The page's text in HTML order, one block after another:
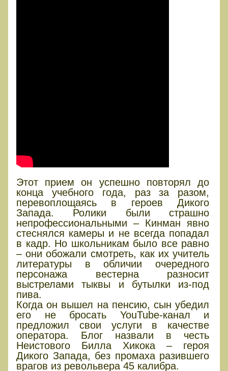
Этот прием он успешно повторял до
конца учебного года, раз за разом,
перевоплощаясь в героев Дикого
Запада. Ролики были страшно
непрофессиональными – Кинман явно
стеснялся камеры и не всегда попадал
в кадр. Но школьникам было все равно
– они обожали смотреть, как их учитель
литературы в обличии очередного
персонажа вестерна разносит
выстрелами тыквы и бутылки из-под
пива.
Когда он вышел на пенсию, сын убедил
его не бросать YouTube-канал и
предложил свои услуги в качестве
оператора. Блог назвали в честь
Неистового Билла Хикока – героя
Дикого Запада, без промаха разившего
врагов из револьвера 45 калибра.